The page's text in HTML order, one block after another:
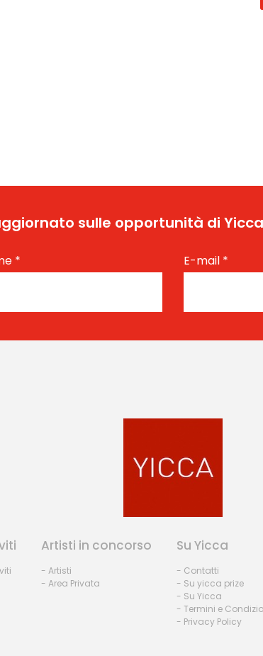
sulle opportunità di
* E-mail *
Artisti in concorso
- Artisti
- Area Privata
Su Yicca
- Contatti
- Su yicca prize
- Su Yicca
- Termini e
- Privacy Policy